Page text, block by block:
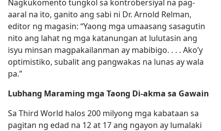
Nagkukomento tungkol sa kontrobersiyal na pag-
aaral na ito, ganito ang sabi ni Dr. Arnold Relman,
editor ng magasin: “Yaong mga umaasang sasagutin
nito ang lahat ng mga katanungan at lulutasin ang
isyu minsan magpakailanman ay mabibigo. . . . Ako’y
optimistiko, subalit ang pangwakas na lunas ay wala
pa.”
Lubhang Maraming mga Taong Di-akma sa Gawain
Sa Third World halos 200 milyong mga kabataan sa
pagitan ng edad na 12 at 17 ang ngayon ay lumalaki